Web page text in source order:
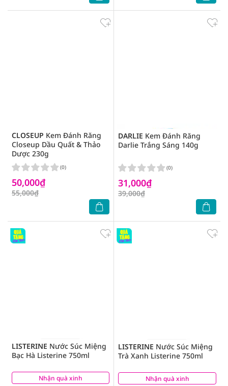
CLOSEUP Kem Đánh Răng
Closeup Dầu Quất & Thảo
Dược 230g
50,000₫
55,000₫
(0)
DARLIE Kem Đánh Răng
Darlie Trắng Sáng 140g
31,000₫
39,000₫
(0)
Nhận quà xinh
LISTERINE Nước Súc Miệng
Bạc Hà Listerine 750ml
(2) Nhận quà xinh
LISTERINE Nước Súc Miệng
Trà Xanh Listerine 750ml
(2)